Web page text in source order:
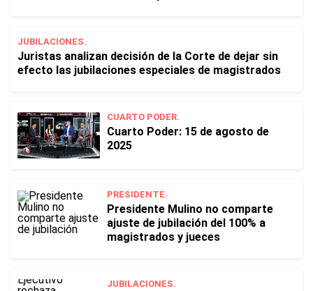
JUBILACIONES.
Juristas analizan decisión de la Corte de dejar sin
efecto las jubilaciones especiales de magistrados
CUARTO PODER.
Cuarto Poder: 15 de agosto de
2025
PRESIDENTE.
Presidente Mulino no comparte
ajuste de jubilación del 100% a
magistrados y jueces
JUBILACIONES.